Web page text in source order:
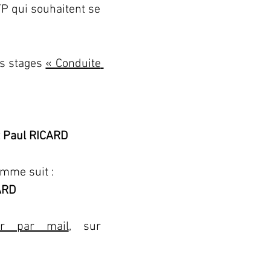
qui souhaitent se
stages « Conduite
RICARD
suit :
par mail
, sur